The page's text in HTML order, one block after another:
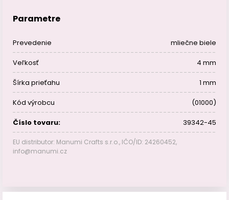
Parametre
Prevedenie mliečne biele
Veľkosť 4 mm
Šírka prieťahu 1 mm
Kód výrobcu (01000)
Číslo tovaru: 39342-45
EU distributor: Manumi Crafts s.r.o., IČO/ID: 24260452,
info@manumi.cz